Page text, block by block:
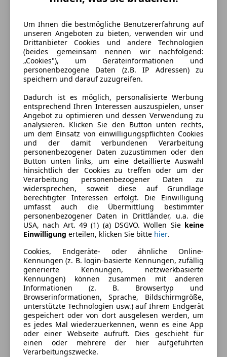
Energieverbrauch
Kraftstoff
Elektro
Elektrische Reichweite
426 km
CO₂-Emissionen
0 g/km (komb.)
Farbe und Innenausstattung
Außenfarbe
Weiß
Farbe laut Hersteller
Arctic White
Lackierung
Andere
Fahrzeugbeschreibung
Besichtigung und Probefahrt jederzeit möglich. Wir
tauschen Ihr Gebrauchtfahrzeug ein,
Finanzierungsmöglichkeiten bieten wir Ihnen sehr
gerne an.
Wir freuen uns auf Ihre Kontaktaufnahme!
Um Ihnen die bestmögliche Benutzererfahrung auf
unseren Angeboten zu bieten, verwenden wir und
Drittanbieter Cookies und andere Technologien
(beides gemeinsam nennen wir nachfolgend:
„Cookies"), um Geräteinformationen und
personenbezogene Daten (z.B. IP Adressen) zu
speichern und darauf zuzugreifen.
Dadurch ist es möglich, personalisierte Werbung
entsprechend Ihren Interessen auszuspielen, unser
Angebot zu optimieren und dessen Verwendung zu
analysieren. Klicken Sie den Button unten rechts,
um dem Einsatz von einwilligungspflichten Cookies
und der damit verbundenen Verarbeitung
personenbezogener Daten zuzustimmen oder den
Button unten links, um eine detaillierte Auswahl
hinsichtlich der Cookies zu treffen oder um der
Verarbeitung personenbezogener Daten zu
widersprechen, soweit diese auf Grundlage
berechtigter Interessen erfolgt. Die Einwilligung
umfasst auch die Übermittlung bestimmter
personenbezogener Daten in Drittländer, u.a. die
USA, nach Art. 49 (1) (a) DSGVO. Wollen Sie keine
Einwilligung erteilen, klicken Sie bitte hier.
Cookies, Endgeräte- oder ähnliche Online-
Kennungen (z. B. login-basierte Kennungen, zufällig
generierte Kennungen, netzwerkbasierte
Kennungen) können zusammen mit anderen
Informationen (z. B. Browsertyp und
Browserinformationen, Sprache, Bildschirmgröße,
unterstützte Technologien usw.) auf Ihrem Endgerät
gespeichert oder von dort ausgelesen werden, um
es jedes Mal wiederzuerkennen, wenn es eine App
oder einer Webseite aufruft. Dies geschieht für
einen oder mehrere der hier aufgeführten
Verarbeitungszwecke.